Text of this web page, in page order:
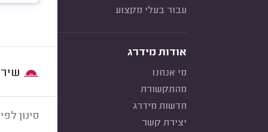
עבור בעלי מקצוע
אודות מידרג
מי אנחנו
מהתקשורת
חדשות מידרג
יצירת קשר
סינון